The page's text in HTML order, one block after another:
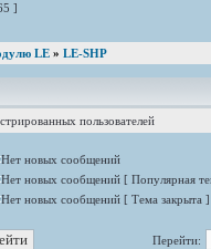
]
LE » LE-SHP
пользователей
Нет новых сообщений
Нет новых сообщений [ Популярная
Нет новых сообщений [ Тема закрыта ]
Перейти: